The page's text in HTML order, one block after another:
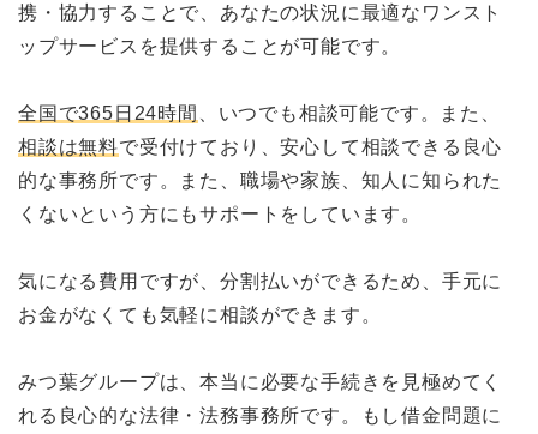
携・協力することで、あなたの状況に最適なワンスト
ップサービスを提供することが可能です。
全国で365日24時間
、いつでも相談可能です。また、
相談は無料で受付けており、安心して相談できる良心
的な事務所です。また、職場や家族、知人に知られた
くないという方にもサポートをしています。
気になる費用ですが、分割払いができるため、手元に
お金がなくても気軽に相談ができます。
みつ葉グループは、本当に必要な手続きを見極めてく
れる良心的な法律・法務事務所です。もし借金問題に